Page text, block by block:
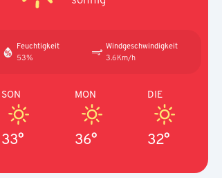
Feuchtigkeit
53%
Windgeschwindigkeit
3.6Km/h
SON
33°
MON
36°
DIE
32°